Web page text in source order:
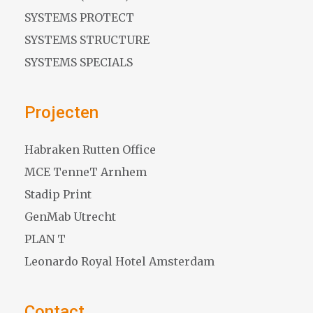
SYSTEMS PROTECT
SYSTEMS STRUCTURE
SYSTEMS SPECIALS
Projecten
Habraken Rutten Office
MCE TenneT Arnhem
Stadip Print
GenMab Utrecht
PLAN T
Leonardo Royal Hotel Amsterdam